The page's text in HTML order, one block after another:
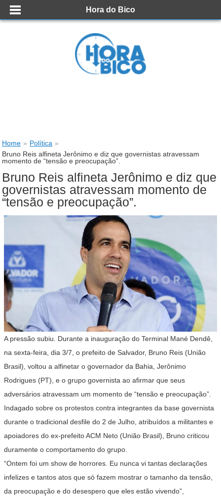
Hora do Bico
Home » Política »
Bruno Reis alfineta Jerônimo e diz que governistas atravessam
momento de “tensão e preocupação”.
Bruno Reis alfineta Jerônimo e diz que
governistas atravessam momento de
“tensão e preocupação”.
A pressão subiu. Durante a inauguração do Terminal Mané Dendê,
na sexta-feira, dia 3/7, o prefeito de Salvador, Bruno Reis (União
Brasil), voltou a alfinetar o governador da Bahia, Jerônimo
Rodrigues (PT), e o grupo governista ao afirmar que seus
adversários atravessam um momento de “tensão e preocupação”.
Indagado sobre os protestos contra integrantes da base governista
durante o tradicional desfile do 2 de Julho, atribuídos a militantes e
apoiadores do ex-prefeito ACM Neto (União Brasil), Bruno criticou
duramente o comportamento do grupo.
“Ontem foi um show de horrores. Eu nunca vi tantas declarações
infelizes e tantos atos que só fazem mostrar o tamanho da tensão,
da preocupação e do desespero que eles estão vivendo”,